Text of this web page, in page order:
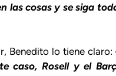
las cosas y se siga
Benedito lo tiene claro:
caso, Rosell y el